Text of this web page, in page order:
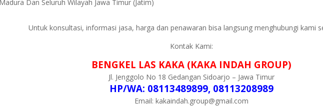
Dan Seluruh Wilayah Jawa Timur (Jatim)
Untuk konsultasi, informasi jasa, harga dan penawaran bisa langsung menghubungi kami
Kontak Kami:
BENGKEL LAS KAKA (KAKA INDAH GROUP)
Jl. Jenggolo No 18 Gedangan Sidoarjo – Jawa Timur
HP/WA: 08113489899, 08113208989
Email: kakaindah.group@gmail.com